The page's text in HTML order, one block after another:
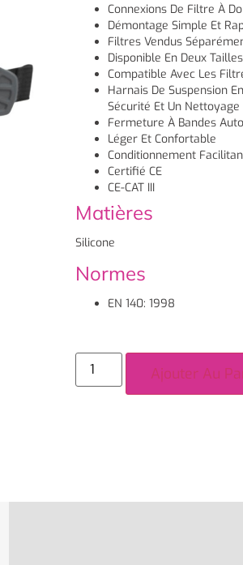
Connexions De Filtre À
Démontage Simple Et
Filtres Vendus
Disponible En Deux
Compatible Avec Les
Harnais De Suspension
Sécurité Et Un Nettoyage
Fermeture À Bandes
Léger Et Confortable
Conditionnement
Certifié CE
CE-CAT III
Matières
Silicone
Normes
EN 140: 1998
Ajouter Au